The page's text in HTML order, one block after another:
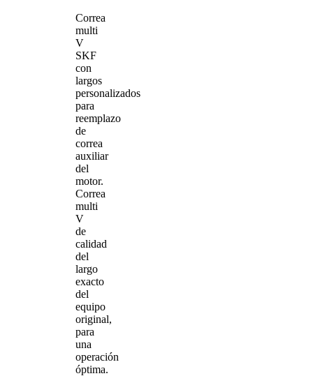
Correa
multi
V
SKF
con
largos
personalizados
para
reemplazo
de
correa
auxiliar
del
motor.
Correa
multi
V
de
calidad
del
largo
exacto
del
equipo
original,
para
una
operación
óptima.